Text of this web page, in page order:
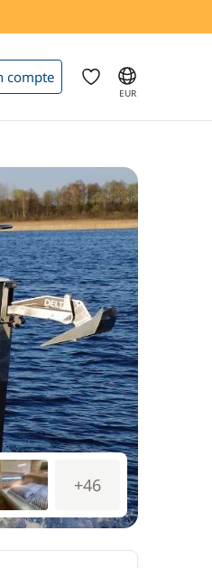
compte
EUR
+46